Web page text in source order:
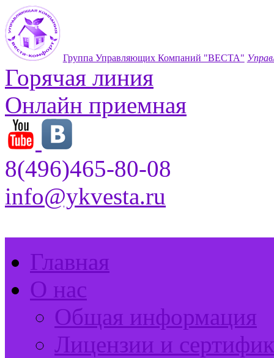
Группа Управляющих Компаний "ВЕСТА"
Горячая линия
Онлайн приемная
8(496)465-80-08
info@ykvesta.ru
Главная
О нас
Общая информация
Лицензии и